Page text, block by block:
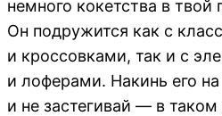
немного кокетства в твой
Он подружится как с
и кроссовками, так и с
и лоферами. Накинь его
и не застегивай — в